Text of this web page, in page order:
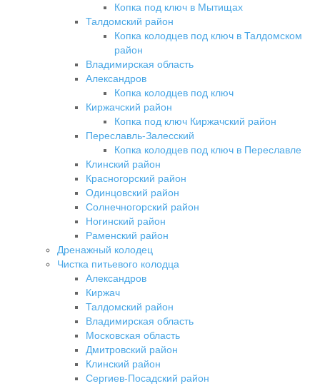
Копка под ключ в Мытищах
Талдомский район
Копка колодцев под ключ в Талдомском
район
Владимирская область
Александров
Копка колодцев под ключ
Киржачский район
Копка под ключ Киржачский район
Переславль-Залесский
Копка колодцев под ключ в Переславле
Клинский район
Красногорский район
Одинцовский район
Солнечногорский район
Ногинский район
Раменский район
Дренажный колодец
Чистка питьевого колодца
Александров
Киржач
Талдомский район
Владимирская область
Московская область
Дмитровский район
Клинский район
Сергиев-Посадский район